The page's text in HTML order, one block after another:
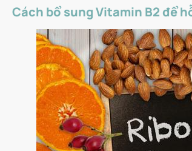
Cách bổ sung Vitamin B2 để